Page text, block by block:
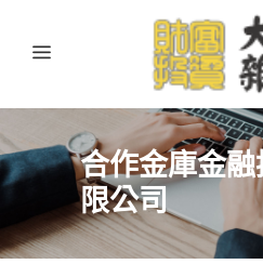
合作金庫金
限公司